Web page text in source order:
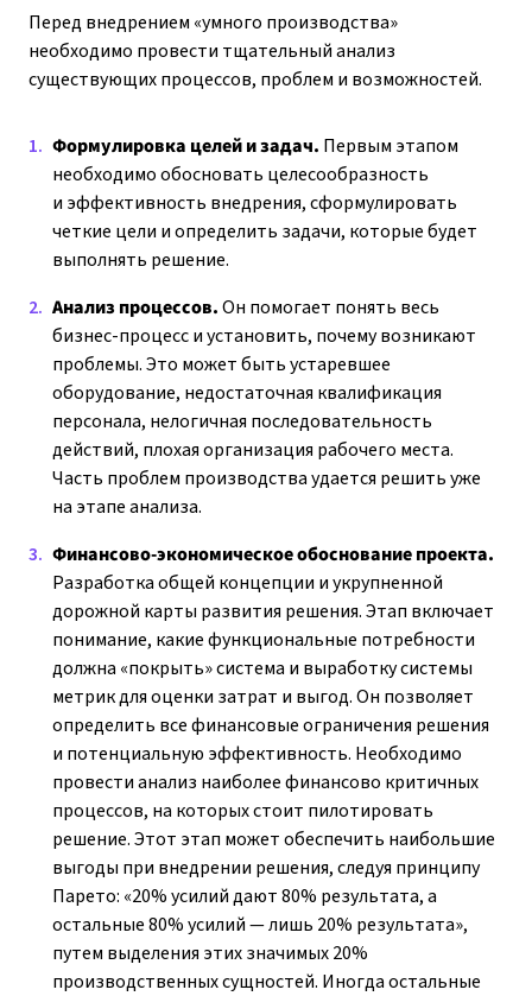
Перед внедрением «умного производства»
необходимо провести тщательный анализ
существующих процессов, проблем и возможностей.
Формулировка целей и задач. Первым этапом
необходимо обосновать целесообразность
и эффективность внедрения, сформулировать
четкие цели и определить задачи, которые будет
выполнять решение.
Анализ процессов.Он помогает понять весь
бизнес-процесс и установить, почему возникают
проблемы. Это может быть устаревшее
оборудование, недостаточная квалификация
персонала, нелогичная последовательность
действий, плохая организация рабочего места.
Часть проблем производства удается решить уже
на этапе анализа.
Финансово-экономическое обоснование проекта.
Разработка общей концепции и укрупненной
дорожной карты развития решения. Этап включает
понимание, какие функциональные потребности
должна «покрыть» система и выработку системы
метрик для оценки затрат и выгод. Он позволяет
определить все финансовые ограничения решения
и потенциальную эффективность. Необходимо
провести анализ наиболее финансово критичных
процессов, на которых стоит пилотировать
решение. Этот этап может обеспечить наибольшие
выгоды при внедрении решения, следуя принципу
Парето: «20% усилий дают 80% результата, а
остальные 80% усилий — лишь 20% результата»,
путем выделения этих значимых 20%
производственных сущностей. Иногда остальные